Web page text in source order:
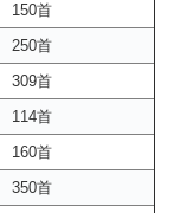
150首
250首
309首
114首
160首
350首